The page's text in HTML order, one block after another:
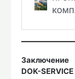
Заключение
DOK-SERVICE